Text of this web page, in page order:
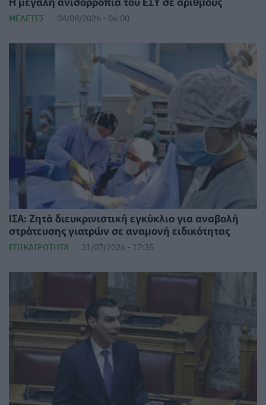
ΜΕΛΈΤΕΣ 04/08/2026 - 06:00
ΙΣΑ: Ζητά διευκρινιστική εγκύκλιο για αναβολή
στράτευσης γιατρών σε αναμονή ειδικότητας
ΕΠΙΚΑΙΡΌΤΗΤΑ 31/07/2026 - 17:35